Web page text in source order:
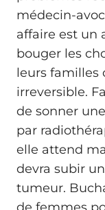
affaire est un
bouger les
leurs familles
irreversible.
de sonner
par
elle attend
devra subir
tumeur.